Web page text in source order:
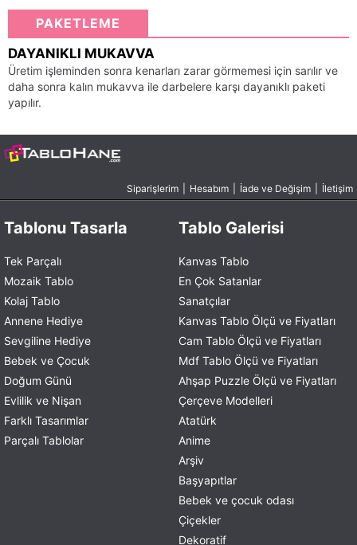
PAKETLEME
DAYANIKLI MUKAVVA
Üretim işleminden sonra kenarları zarar görmemesi için sarılır ve
daha sonra kalın mukavva ile darbelere karşı dayanıklı paketi
yapılır.
Siparişlerim Hesabım İade ve Değişim İletişim
Tablonu Tasarla
Tek Parçalı
Mozaik Tablo
Kolaj Tablo
Annene Hediye
Sevgiline Hediye
Bebek ve Çocuk
Doğum Günü
Evlilik ve Nişan
Farklı Tasarımlar
Parçalı Tablolar
Tablo Galerisi
Kanvas Tablo
En Çok Satanlar
Sanatçılar
Kanvas Tablo Ölçü ve Fiyatları
Cam Tablo Ölçü ve Fiyatları
Mdf Tablo Ölçü ve Fiyatları
Ahşap Puzzle Ölçü ve Fiyatları
Çerçeve Modelleri
Atatürk
Anime
Arşiv
Başyapıtlar
Bebek ve çocuk odası
Çiçekler
Dekoratif